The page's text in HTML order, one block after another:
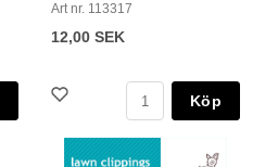
Art nr. 113317
12,00 SEK
Köp